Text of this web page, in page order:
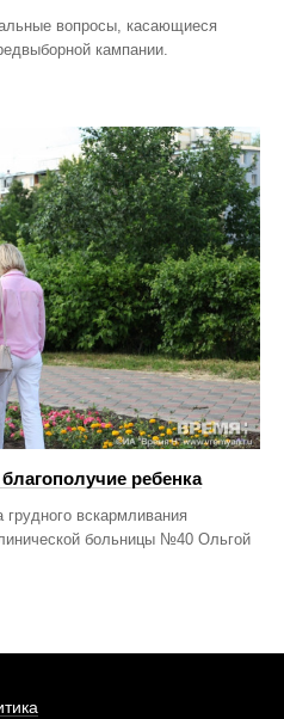
вопросы, касающиеся
кампании.
ребенка
вскармливания
больницы №40 Ольгой